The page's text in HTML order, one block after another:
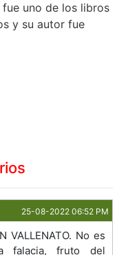
fue uno de los libros
y su autor fue
25-08-2022 06:52 PM
VALLENATO. No es
falacia, fruto del